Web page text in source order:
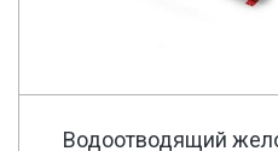
Водоотводящий